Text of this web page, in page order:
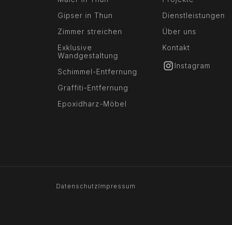
Gipser in Thun
Zimmer streichen
Exklusive
Wandgestaltung
Schimmel-Entfernung
Graffiti-Entfernung
Epoxidharz-Möbel
Dienstleistungen
Über uns
Kontakt
Instagram
Datenschutz Impressum